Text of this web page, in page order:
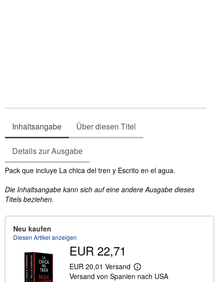
Inhaltsangabe Über diesen Titel
Details zur Ausgabe
Inhaltsangabe
Pack que incluye La chica del tren y Escrito en el agua.
Die Inhaltsangabe kann sich auf eine andere Ausgabe dieses
Titels beziehen.
Neu kaufen
Diesen Artikel anzeigen
EUR 22,71
EUR 20,01 Versand
W
e
Versand von Spanien nach USA